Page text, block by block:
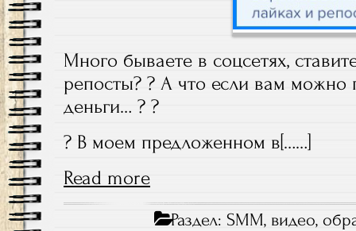
Много бываете в соцсетях,
репосты? ? А что если вам можно
деньги… ? ?
? В моем предложенном в[……]
Read more
Раздел:SMM, видео,